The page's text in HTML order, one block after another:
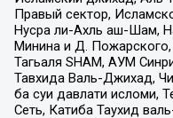
Правый сектор,
Нусра ли-Ахль аш-Шам,
Минина и Д.
Тагьаля SHAM, АУМ
Тавхида Валь-Джихад,
ба суи давлати исломи,
Сеть, Катиба Таухид